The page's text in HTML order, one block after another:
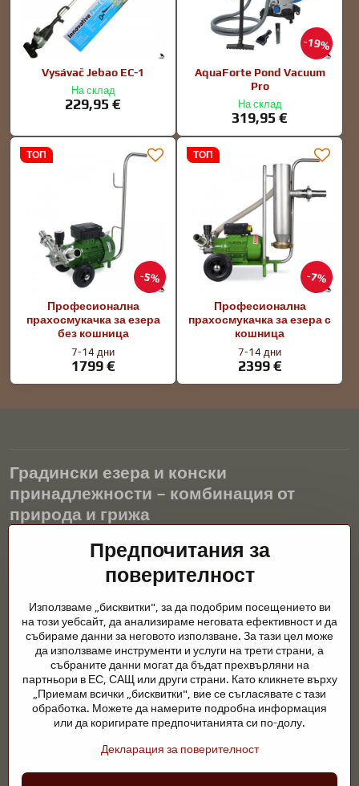
Vysávač Jebao EC-1
На склад
229,95 €
19%
AquaForte Pond Vacuum
Pro
На склад
319,95 €
5%
ТОП
Професионална
прахосмукачка за езера
без кошница
7-14 дни
1799 €
7%
ТОП
Професионална
прахосмукачка за езера с
кошница
7-14 дни
2399 €
Градински езера и конски
принадлежности – комбинация от
природа и грижа
Градинските езера са красиво допълнение към всеки екстериор
и създават хармонична среда за релаксация и живот на водните
животни. Правилната технология, филтрацията и редовната
през цялата година. Също толкова важна е грижата за
животните, които са част от нашия живот.
Конете се нуждаят от висококачествени конски принадлежности,
правилно хранене и отговорни грижи, за да бъдат здрави, силни
и доволни. Независимо дали става въпрос за екипировка за
ездачи, развъдчици или любители на природата, целта е да се
създаде среда, която подкрепя естествения баланс,
Предпочитания за
поверителност
Използваме „бисквитки", за да подобрим посещението ви
на този уебсайт, да анализираме неговата ефективност и да
събираме данни за неговото използване. За тази цел може
да използваме инструменти и услуги на трети страни, а
събраните данни могат да бъдат прехвърляни на
партньори в ЕС, САЩ или други страни. Като кликнете върху
„Приемам всички „бисквитки", вие се съгласявате с тази
обработка. Можете да намерите подробна информация
или да коригирате предпочитанията си по-долу.
Декларация за поверителност